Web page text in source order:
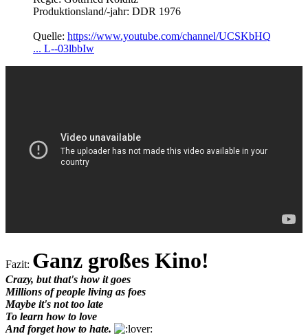
Produktionsland/-jahr: DDR 1976
Quelle: https://www.youtube.com/channel/UCSKbHQ
... L--03lbbIw
Fazit: Ganz großes Kino!
Crazy, but that's how it goes
Millions of people living as foes
Maybe it's not too late
To learn how to love
And forget how to hate.